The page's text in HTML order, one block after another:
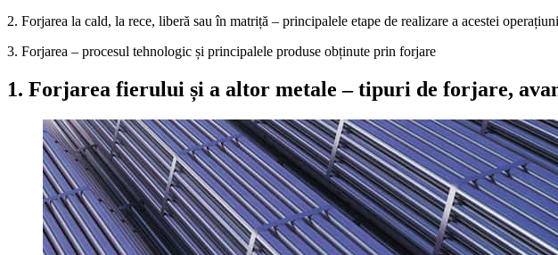
2. Forjarea la cald, la rece, liberă sau în matriță – principalele etape de realizare a acestei
3. Forjarea – procesul tehnologic și principalele produse obținute prin forjare
1. Forjarea fierului și a altor metale – tipuri de forjare,